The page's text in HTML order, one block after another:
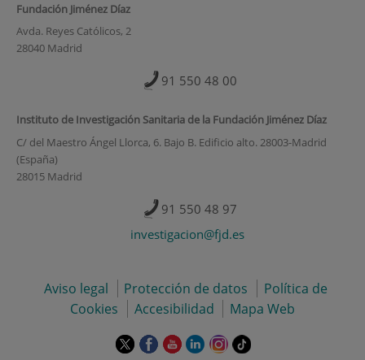
Fundación Jiménez Díaz
Avda. Reyes Católicos, 2
28040 Madrid
91 550 48 00
Instituto de Investigación Sanitaria de la Fundación Jiménez Díaz
C/ del Maestro Ángel Llorca, 6. Bajo B. Edificio alto. 28003-Madrid
(España)
28015 Madrid
91 550 48 97
investigacion@fjd.es
Aviso legal Protección de datos
Política de
Cookies
Accesibilidad Mapa Web
Este EsteEste EsteEste Enlace